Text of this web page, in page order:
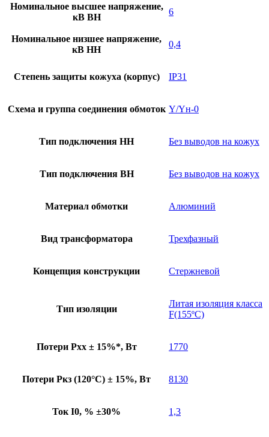
Номинальное высшее напряжение,
кВ ВН
6
Номинальное низшее напряжение,
кВ НН
0,4
Степень защиты кожуха (корпус) IP31
Схема и группа соединения обмоток Y/Yн-0
Тип подключения НН Без выводов на кожух
Тип подключения ВН Без выводов на кожух
Материал обмотки Алюминий
Вид трансформатора Трехфазный
Концепция конструкции Стержневой
Тип изоляции
Литая изоляция класса
F(155ºC)
Потери Pхх ± 15%*, Вт 1770
Потери Pкз (120°C) ± 15%, Вт 8130
Ток I0, % ±30% 1,3